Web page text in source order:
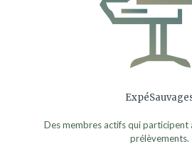
Des membres actifs qui participent
prélèvements.